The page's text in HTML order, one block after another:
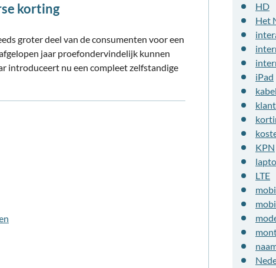
korting
groter deel van de consumenten voor een
jaar proefondervindelijk kunnen
introduceert nu een compleet zelfstandige
HD
Het
iPad
kabel
KPN
LTE